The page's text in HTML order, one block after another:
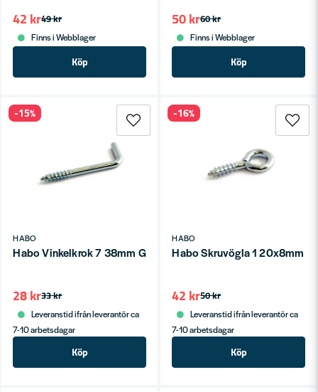
49 kr
42 kr
Finns i Webblager
Köp
60 kr
50 kr
Finns i Webblager
Köp
HABO
Habo Vinkelkrok 7 38mm Galv SB
33 kr
28 kr
Leveranstid ifrån leverantör ca
7-10 arbetsdagar
Köp
-15%
HABO
Habo Skruvögla 1 20x8mm
50 kr
42 kr
Leveranstid ifrån leverantör ca
7-10 arbetsdagar
Köp
-16%